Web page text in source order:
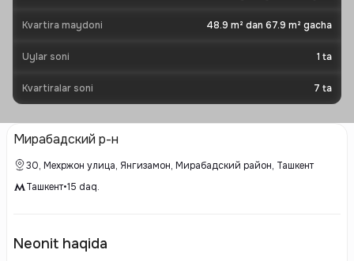
Kvartira maydoni 48.9 m² dan 67.9 m² gacha
Uylar soni 1 ta
Kvartiralar soni 7 ta
Мирабадский р-н
30, Мехржон улица, Янгизамон, Мирабадский район, Ташкент
Ташкент•15 daq.
Neonit haqida